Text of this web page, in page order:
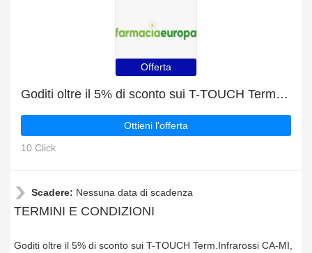
Offerta
Goditi oltre il 5% di sconto sui T-TOUCH Term.Infrarossi CA-MI
Ottieni l'offerta
10 Click
Scadere: Nessuna data di scadenza
TERMINI E CONDIZIONI
Goditi oltre il 5% di sconto sui T-TOUCH Term.Infrarossi CA-MI,